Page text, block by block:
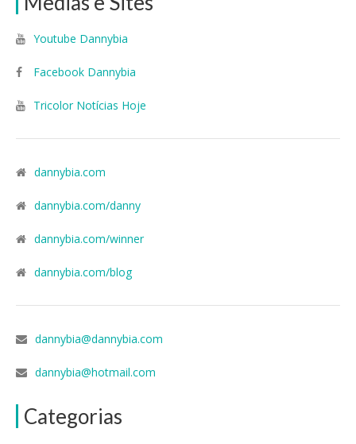
Youtube Dannybia
Facebook Dannybia
Tricolor Notícias Hoje
dannybia.com
dannybia.com/danny
dannybia.com/winner
dannybia.com/blog
dannybia@dannybia.com
dannybia@hotmail.com
Categorias